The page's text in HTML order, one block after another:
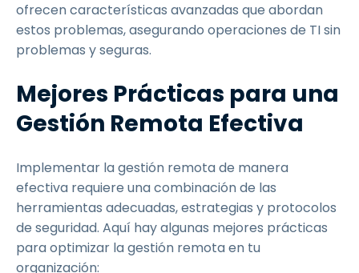
ofrecen características avanzadas que abordan
estos problemas, asegurando operaciones de TI sin
problemas y seguras.
Mejores Prácticas para una
Gestión Remota Efectiva
Implementar la gestión remota de manera
efectiva requiere una combinación de las
herramientas adecuadas, estrategias y protocolos
de seguridad. Aquí hay algunas mejores prácticas
para optimizar la gestión remota en tu
organización: